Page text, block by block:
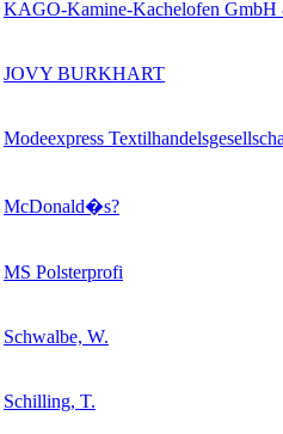
KAGO-Kamine-Kachelofen GmbH
JOVY BURKHART
Modeexpress
McDonald�s?
MS Polsterprofi
Schwalbe, W.
Schilling, T.